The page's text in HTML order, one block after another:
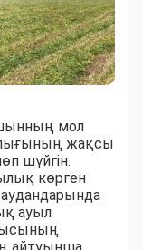
мол
жақсы
шүйгін.
көрген
ауыл